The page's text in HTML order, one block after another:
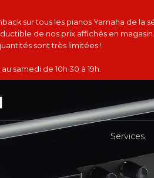
sur tous les pianos Yamaha de la
de nos prix affichés en magasin.
sont très limitées !
samedi de 10h 30 à 19h.
Services